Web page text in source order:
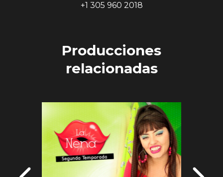
+1 305 960 2018
Producciones
relacionadas